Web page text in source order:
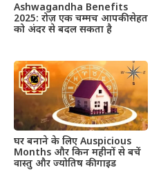
Ashwagandha Benefits
2025: रोज़ एक चम्मच आपकी सेहत
को अंदर से बदल सकता है
घर बनाने के लिए Auspicious
Months और किन महीनों से बचें
वास्तु और ज्योतिष की गाइड